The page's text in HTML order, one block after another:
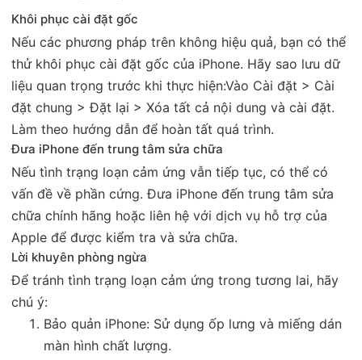
Khôi phục cài đặt gốc
Nếu các phương pháp trên không hiệu quả, bạn có thể
thử khôi phục cài đặt gốc của iPhone. Hãy sao lưu dữ
liệu quan trọng trước khi thực hiện:Vào Cài đặt > Cài
đặt chung > Đặt lại > Xóa tất cả nội dung và cài đặt.
Làm theo hướng dẫn để hoàn tất quá trình.
Đưa iPhone đến trung tâm sửa chữa
Nếu tình trạng loạn cảm ứng vẫn tiếp tục, có thể có
vấn đề về phần cứng. Đưa iPhone đến trung tâm sửa
chữa chính hãng hoặc liên hệ với dịch vụ hỗ trợ của
Apple để được kiểm tra và sửa chữa.
Lời khuyên phòng ngừa
Để tránh tình trạng loạn cảm ứng trong tương lai, hãy
chú ý:
Bảo quản iPhone: Sử dụng ốp lưng và miếng dán
màn hình chất lượng.